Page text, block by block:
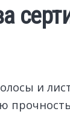
и